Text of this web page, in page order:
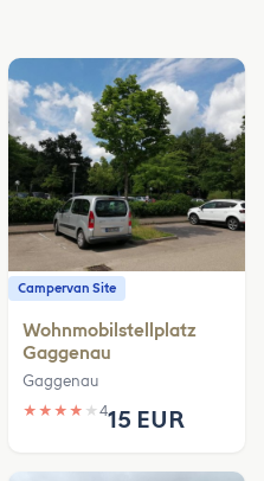
Campervan Site
Wohnmobilstellplatz
Gaggenau
Gaggenau
★ ★ ★ ★ ★ 415 EUR